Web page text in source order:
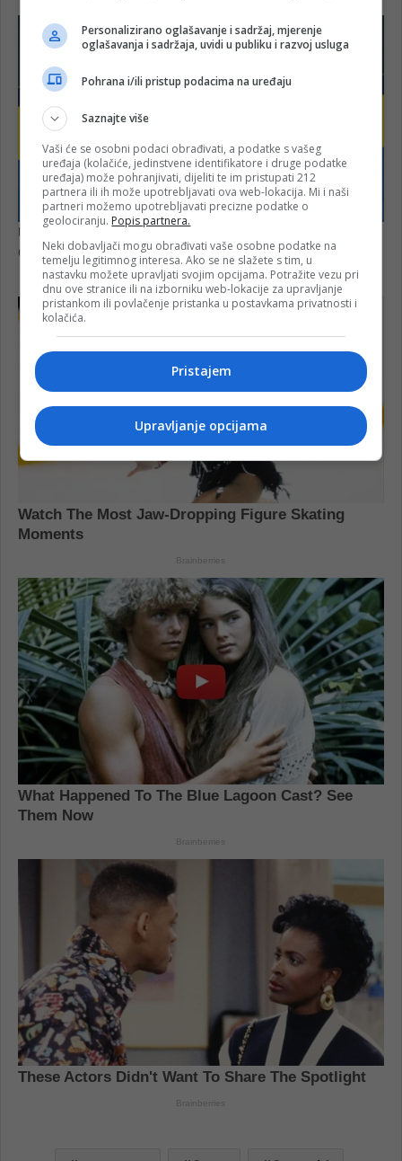
Personalizirano oglašavanje i sadržaj, mjerenje
oglašavanja i sadržaja, uvidi u publiku i razvoj usluga
Pohrana i/ili pristup podacima na uređaju
Saznajte više
Vaši će se osobni podaci obrađivati, a podatke s vašeg
uređaja (kolačiće, jedinstvene identifikatore i druge podatke
uređaja) može pohranjivati, dijeliti te im pristupati 212
partnera ili ih može upotrebljavati ova web-lokacija. Mi i naši
partneri možemo upotrebljavati precizne podatke o
geolociranju. Popis partnera.
Neki dobavljači mogu obrađivati vaše osobne podatke na
temelju legitimnog interesa. Ako se ne slažete s tim, u
nastavku možete upravljati svojim opcijama. Potražite vezu pri
dnu ove stranice ili na izborniku web-lokacije za upravljanje
pristankom ili povlačenje pristanka u postavkama privatnosti i
kolačića.
Pristajem
Upravljanje opcijama